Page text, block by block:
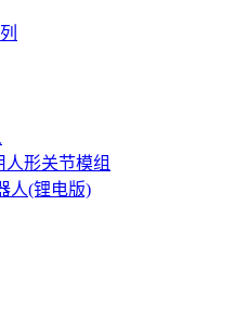
人形关节模组
人(锂电版)